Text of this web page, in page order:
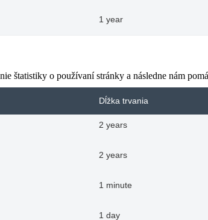
1 year
štatistiky o používaní stránky a následne nám
Dĺžka trvania
2 years
2 years
1 minute
1 day